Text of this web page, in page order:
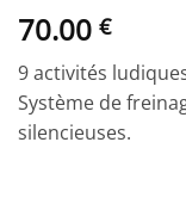
70.00 €
9 activités
Système de
silencieuses.